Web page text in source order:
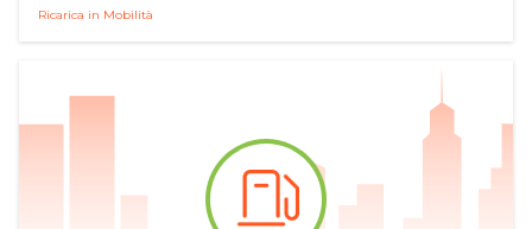
Ricarica in Mobilità